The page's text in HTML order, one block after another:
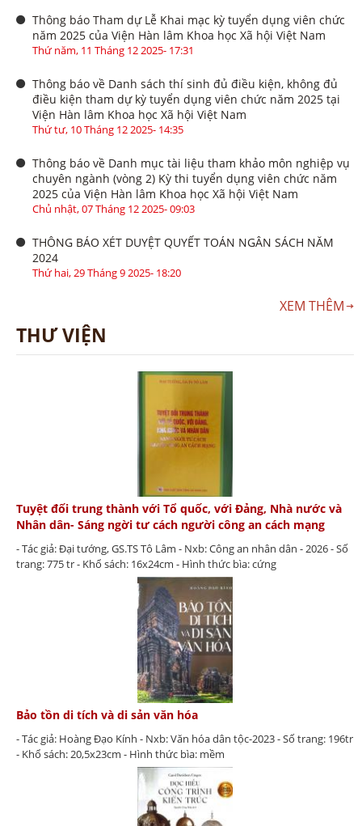
Thông báo Tham dự Lễ Khai mạc kỳ tuyển dụng viên chức
năm 2025 của Viện Hàn lâm Khoa học Xã hội Việt Nam
Thứ năm, 11 Tháng 12 2025- 17:31
Thông báo về Danh sách thí sinh đủ điều kiện, không đủ
điều kiện tham dự kỳ tuyển dụng viên chức năm 2025 tại
Viện Hàn lâm Khoa học Xã hội Việt Nam
Thứ tư, 10 Tháng 12 2025- 14:35
Thông báo về Danh mục tài liệu tham khảo môn nghiệp vụ
chuyên ngành (vòng 2) Kỳ thi tuyển dụng viên chức năm
2025 của Viện Hàn lâm Khoa học Xã hội Việt Nam
Chủ nhật, 07 Tháng 12 2025- 09:03
THÔNG BÁO XÉT DUYỆT QUYẾT TOÁN NGÂN SÁCH NĂM
2024
Thứ hai, 29 Tháng 9 2025- 18:20
XEM THÊM
THƯ VIỆN
Tuyệt đối trung thành với Tổ quốc, với Đảng, Nhà nước và
Nhân dân- Sáng ngời tư cách người công an cách mạng
- Tác giả: Đại tướng, GS.TS Tô Lâm - Nxb: Công an nhân dân - 2026 - Số
trang: 775 tr - Khổ sách: 16x24cm - Hình thức bìa: cứng
Bảo tồn di tích và di sản văn hóa
- Tác giả: Hoàng Đạo Kính - Nxb: Văn hóa dân tộc-2023 - Số trang: 196tr
- Khổ sách: 20,5x23cm - Hình thức bìa: mềm